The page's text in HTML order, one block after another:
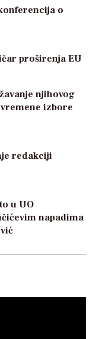
o
proširenja EU
njihovog
izbore
redakciji
u UO
napadima